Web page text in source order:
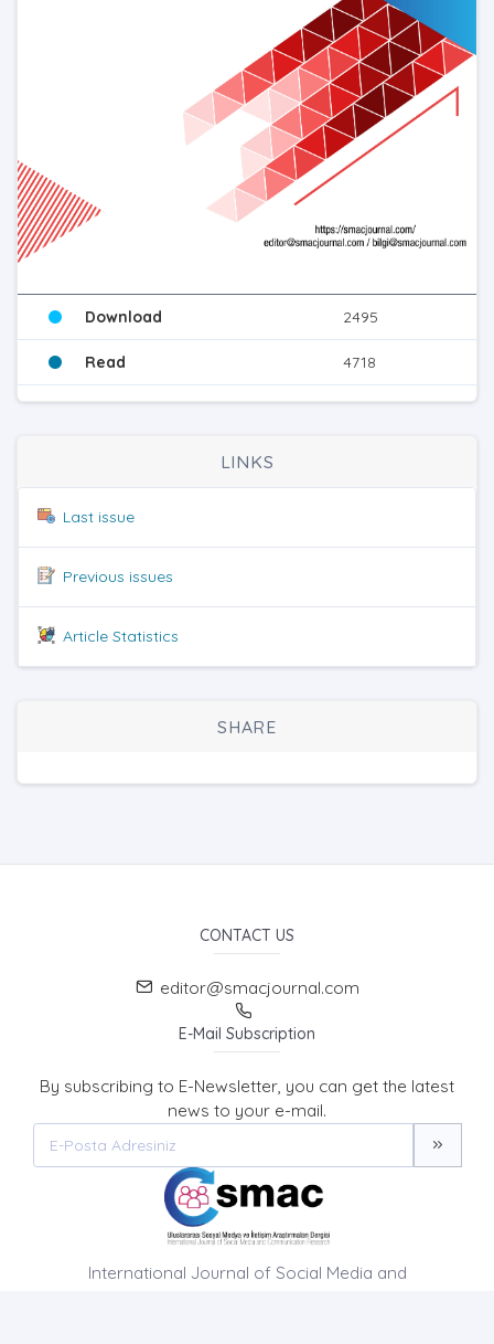
Download 2495
Read 4718
LINKS
Last issue
Previous issues
Article Statistics
SHARE
CONTACT US
editor@smacjournal.com
E-Mail Subscription
By subscribing to E-Newsletter, you can get the latest
news to your e-mail.
International Journal of Social Media and